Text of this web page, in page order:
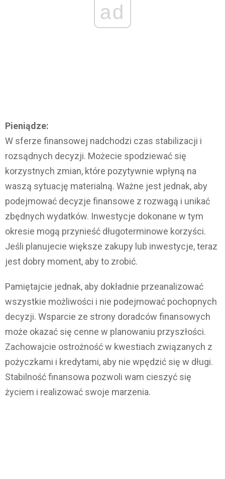
ad
Pieniądze:
W sferze finansowej nadchodzi czas stabilizacji i
rozsądnych decyzji. Możecie spodziewać się
korzystnych zmian, które pozytywnie wpłyną na
waszą sytuację materialną. Ważne jest jednak, aby
podejmować decyzje finansowe z rozwagą i unikać
zbędnych wydatków. Inwestycje dokonane w tym
okresie mogą przynieść długoterminowe korzyści.
Jeśli planujecie większe zakupy lub inwestycje, teraz
jest dobry moment, aby to zrobić.
Pamiętajcie jednak, aby dokładnie przeanalizować
wszystkie możliwości i nie podejmować pochopnych
decyzji. Wsparcie ze strony doradców finansowych
może okazać się cenne w planowaniu przyszłości.
Zachowajcie ostrożność w kwestiach związanych z
pożyczkami i kredytami, aby nie wpędzić się w długi.
Stabilność finansowa pozwoli wam cieszyć się
życiem i realizować swoje marzenia.